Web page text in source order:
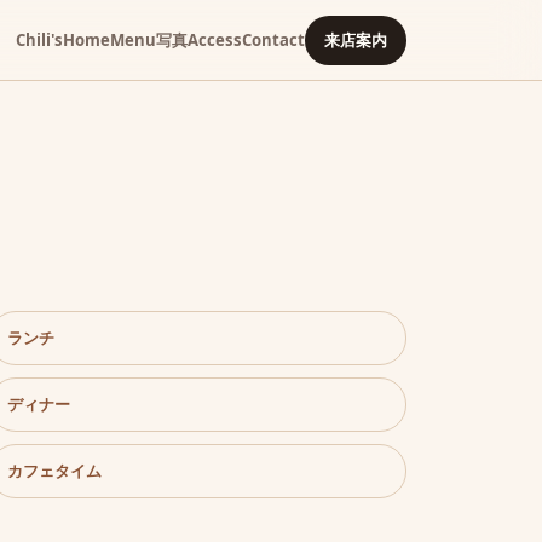
Chili'sHomeMenu写真AccessContact 来店案内
ランチ
ディナー
カフェタイム